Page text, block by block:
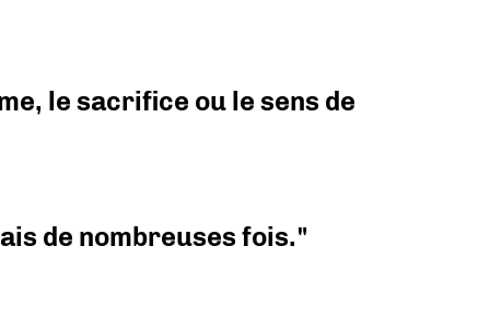
le sacrifice ou le sens de
de nombreuses fois."